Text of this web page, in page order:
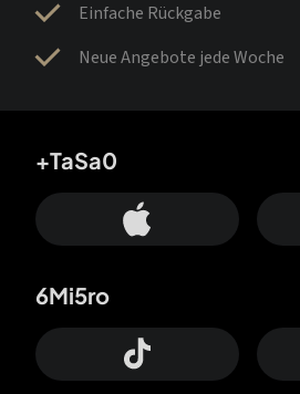
Einfache Rückgabe
Neue Angebote jede Woche
+TaSa0
6Mi5ro